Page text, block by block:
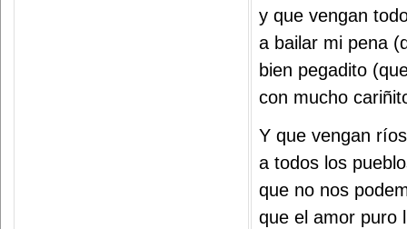
y que vengan
a bailar mi pena
bien pegadito
con mucho
Y que vengan
a todos los
que no nos
que el amor puro